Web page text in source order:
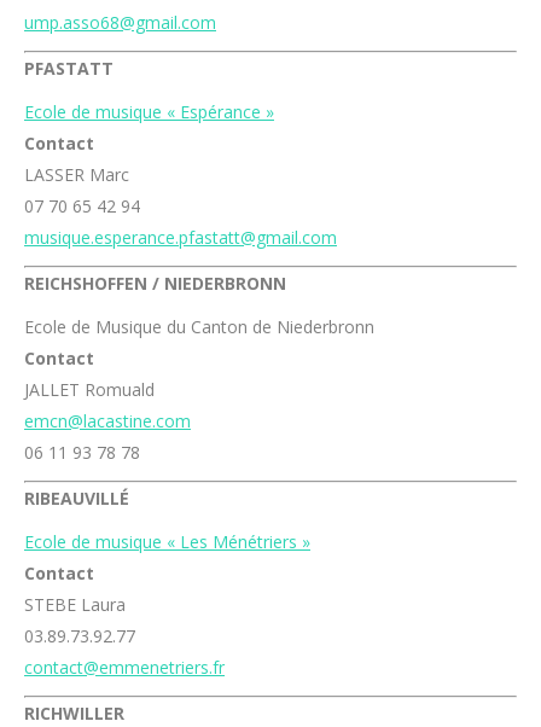
ump.asso68@gmail.com
PFASTATT
Ecole de musique « Espérance »
Contact
LASSER Marc
07 70 65 42 94
musique.esperance.pfastatt@gmail.com
REICHSHOFFEN / NIEDERBRONN
Ecole de Musique du Canton de Niederbronn
Contact
JALLET Romuald
emcn@lacastine.com
06 11 93 78 78
RIBEAUVILLÉ
Ecole de musique « Les Ménétriers »
Contact
STEBE Laura
03.89.73.92.77
contact@emmenetriers.fr
RICHWILLER